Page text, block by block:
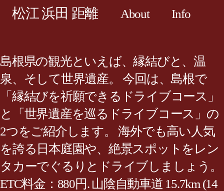
松江 浜田 距離 About Info
島根県の観光といえば、縁結びと、温
泉、そして世界遺産。 今回は、島根で
「縁結びを祈願できるドライブコース」
と「世界遺産を巡るドライブコース」の
2つをご紹介します。 海外でも高い人気
を誇る日本庭園や、絶景スポットをレン
タカーでぐるりとドライブしましょう。
ETC料金：880円. 山陰自動車道 15.7km (14